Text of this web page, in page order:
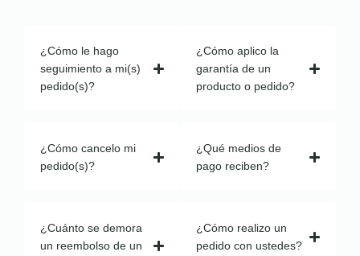
¿Cómo le hago
seguimiento a mi(s)
pedido(s)?
¿Cómo cancelo mi
pedido(s)?
¿Cuánto se demora
un reembolso de un
¿Cómo aplico la
garantía de un
producto o pedido?
¿Qué medios de
pago reciben?
¿Cómo realizo un
pedido con ustedes?